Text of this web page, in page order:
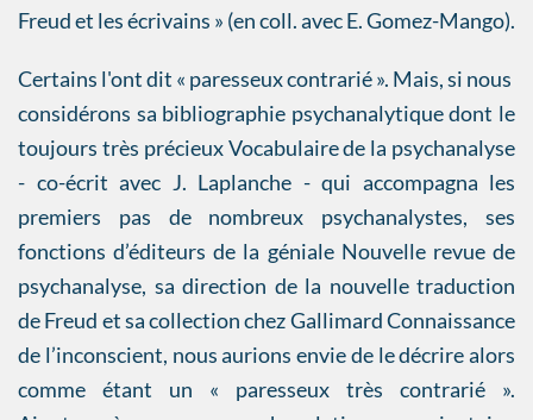
Freud et les écrivains » (en coll. avec E. Gomez-Mango).
Certains l'ont dit « paresseux contrarié ». Mais, si nous
considérons sa bibliographie psychanalytique dont le
toujours très précieux Vocabulaire de la psychanalyse
- co-écrit avec J. Laplanche - qui accompagna les
premiers pas de nombreux psychanalystes, ses
fonctions d’éditeurs de la géniale Nouvelle revue de
psychanalyse, sa direction de la nouvelle traduction
de Freud et sa collection chez Gallimard Connaissance
de l’inconscient, nous aurions envie de le décrire alors
comme étant un « paresseux très contrarié ».